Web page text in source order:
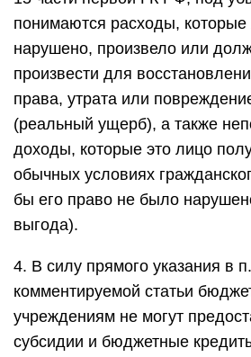
понимаются расходы, которые
нарушено, произвело или
произвести для
права, утрата или
(реальный ущерб), а также
доходы, которые это лицо
обычных условиях
бы его право не было
выгода).
4. В силу прямого указания в
комментируемой статьи
учреждениям не могут
субсидии и бюджетные